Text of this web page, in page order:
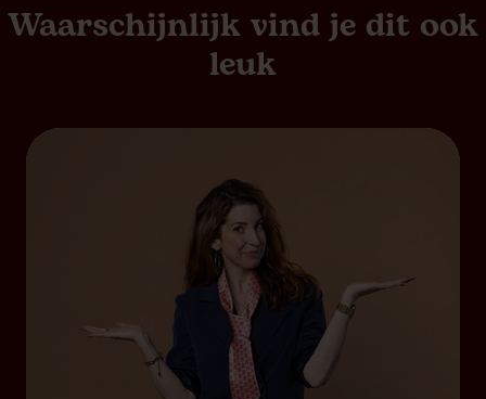
Waarschijnlijk vind je dit ook
leuk